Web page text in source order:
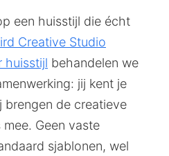
een huisstijl die écht
Creative Studio
huisstijl behandelen we
jij kent je
de creatieve
Geen vaste
sjablonen, wel